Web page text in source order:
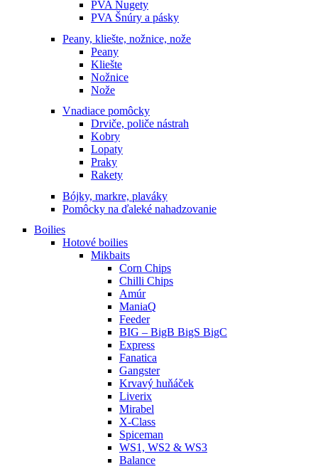
PVA Nugety
PVA Šnúry a pásky
Peany, kliešte, nožnice, nože
Peany
Kliešte
Nožnice
Nože
Vnadiace pomôcky
Drviče, poliče nástrah
Kobry
Lopaty
Praky
Rakety
Bójky, markre, plaváky
Pomôcky na ďaleké nahadzovanie
Boilies
Hotové boilies
Mikbaits
Corn Chips
Chilli Chips
Amúr
ManiaQ
Feeder
BIG – BigB BigS BigC
Express
Fanatica
Gangster
Krvavý huňáček
Liverix
Mirabel
X-Class
Spiceman
WS1, WS2 & WS3
Balance